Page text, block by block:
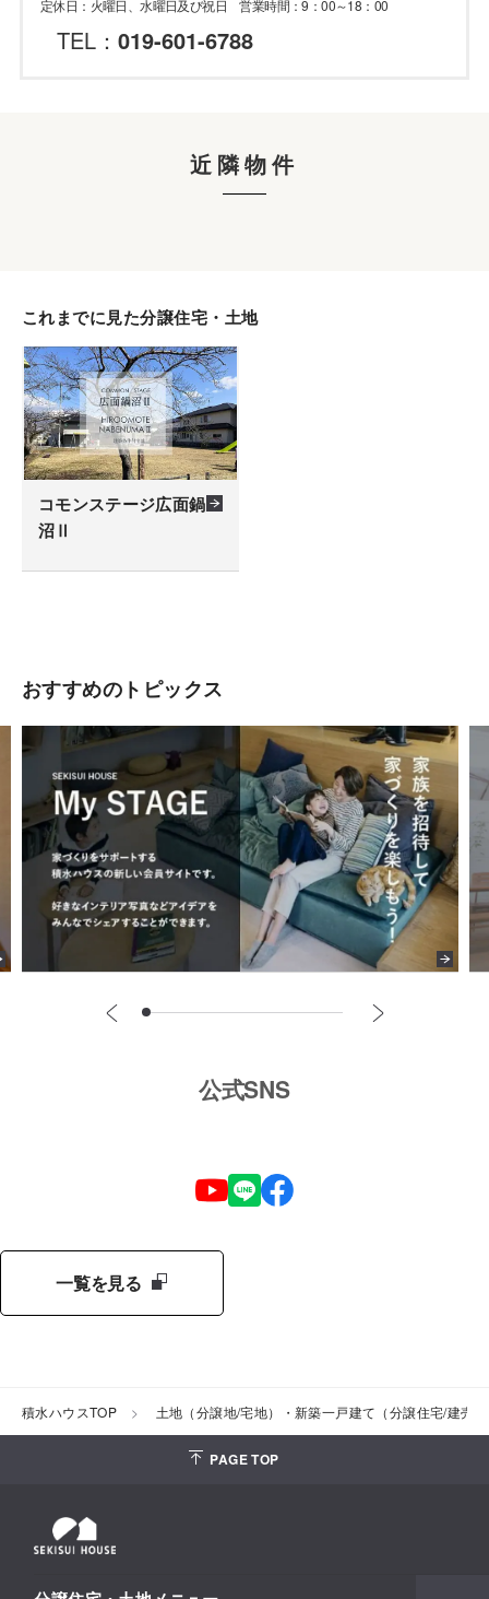
定休日：火曜日、水曜日及び祝日 営業時間：9：00～18：00
TEL： 019-601-6788
近隣物件
これまでに見た分譲住宅・土地
コモンステージ広面鍋
沼Ⅱ
おすすめのトピックス
公式SNS
一覧を見る
積水ハウスTOP 土地（分譲地/宅地）・新築一戸建て（分譲住宅/建売
PAGE TOP